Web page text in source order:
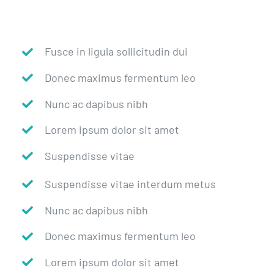
Fusce in ligula sollicitudin dui
Donec maximus fermentum leo
Nunc ac dapibus nibh
Lorem ipsum dolor sit amet
Suspendisse vitae
Suspendisse vitae interdum metus
Nunc ac dapibus nibh
Donec maximus fermentum leo
Lorem ipsum dolor sit amet